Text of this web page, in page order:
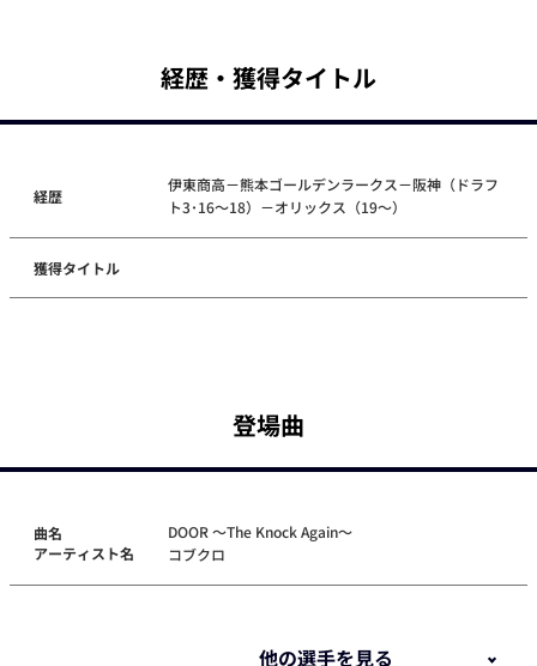
経歴・獲得タイトル
経歴
伊東商高－熊本ゴールデンラークス－阪神（ドラフ
ト3･16～18）－オリックス（19～）
獲得タイトル
登場曲
曲名
アーティスト名
DOOR ～The Knock Again～
コブクロ